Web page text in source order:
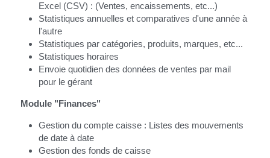
Excel (CSV) : (Ventes, encaissements, etc...)
Statistiques annuelles et comparatives d'une année à
l'autre
Statistiques par catégories, produits, marques, etc...
Statistiques horaires
Envoie quotidien des données de ventes par mail
pour le gérant
Module "Finances"
Gestion du compte caisse : Listes des mouvements
de date à date
Gestion des fonds de caisse